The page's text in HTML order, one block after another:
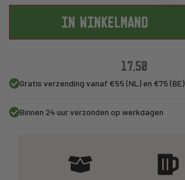
IN WINKELMAND
17,50
Gratis verzending vanaf €55 (NL) en €75 (BE)
Binnen 24 uur verzonden op werkdagen